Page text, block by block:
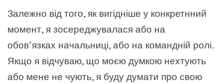
Залежно від того, як вигідніше у конкретнний
момент, я зосереджувалася або на
обов’язках начальниці, або на командній ролі.
Якщо я відчуваю, що моєю думкою нехтують
або мене не чують, я буду думати про свою